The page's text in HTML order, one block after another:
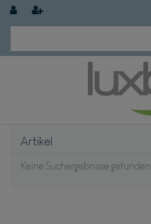
Artikel
Keine Suchergebnisse gefunden.